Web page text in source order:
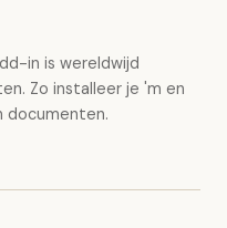
in is wereldwijd
Zo installeer je 'm en
documenten.